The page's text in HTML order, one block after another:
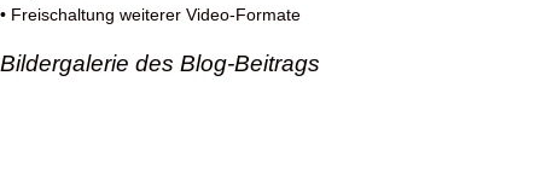
• Freischaltung weiterer Video-Formate
Bildergalerie des Blog-Beitrags